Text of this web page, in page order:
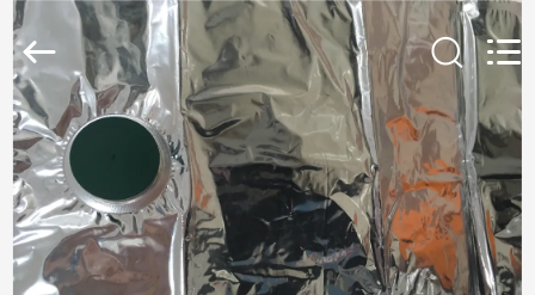
HUIS
PRODUCTEN
VIDEOS
YGT
IMP.&EXP.
CO.,LTD.
Rights
Reserved.
Developed
by
ECER